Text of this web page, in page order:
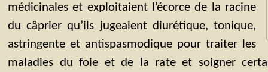
médicinales et exploitaient l’écorce de la racine
du câprier qu’ils jugeaient diurétique, tonique,
astringente et antispasmodique pour traiter les
maladies du foie et de la rate et soigner